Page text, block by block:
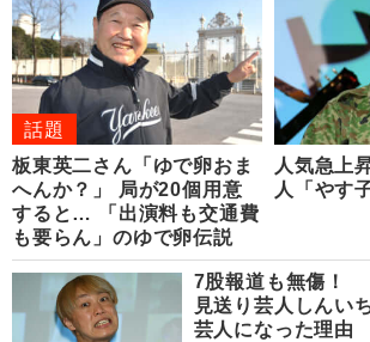
話題
板東英二さん「ゆで卵おま
へんか？」 局が20個用意
すると… 「出演料も交通費
も要らん」のゆで卵伝説
人気急上
人「やす
7股報道も無傷！
見送り芸人しんい
芸人になった理由